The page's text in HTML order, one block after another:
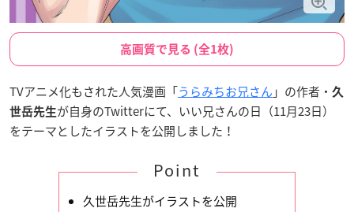
高画質で見る (全1枚)
TVアニメ化もされた人気漫画「うらみちお兄さん 」の作者・ 久
世岳先生が自身のTwitterにて、いい兄さんの日（11月23日）
をテーマとしたイラストを公開しました！
Point
久世岳先生がイラストを公開